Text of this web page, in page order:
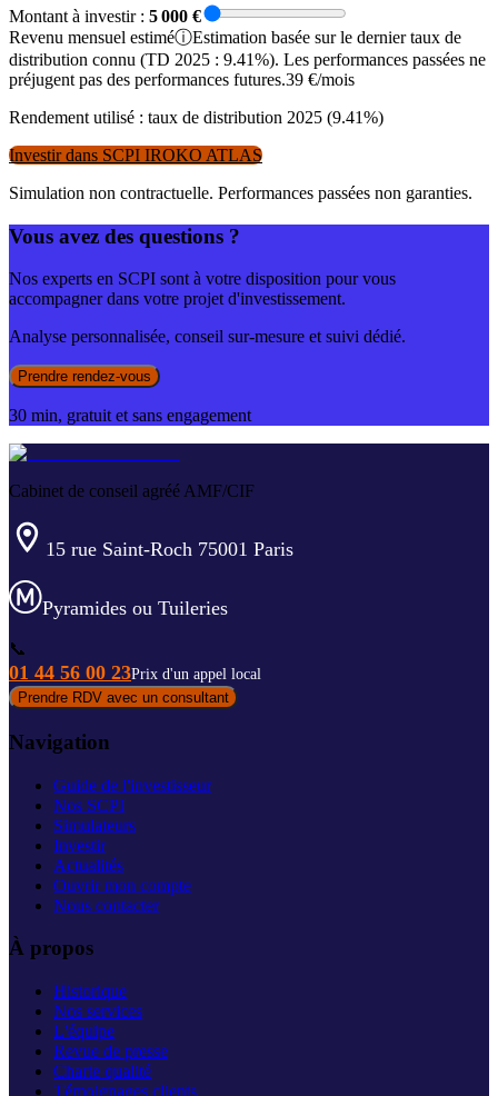
Montant à investir : 5 000 €
Revenu mensuel estiméⓘEstimation basée sur le dernier taux de
distribution connu (TD 2025 : 9.41%). Les performances passées ne
préjugent pas des performances futures.39 €/mois
Rendement utilisé : taux de distribution 2025 (9.41%)
Investir dans SCPI IROKO ATLAS
Simulation non contractuelle. Performances passées non garanties.
Vous avez des questions ?
Nos experts en SCPI sont à votre disposition pour vous
accompagner dans votre projet d'investissement.
Analyse personnalisée, conseil sur-mesure et suivi dédié.
Prendre rendez-vous
30 min, gratuit et sans engagement
Cabinet de conseil agréé AMF/CIF
15 rue Saint-Roch 75001 Paris
Pyramides ou Tuileries
📞
01 44 56 00 23Prix d'un appel local
Prendre RDV avec un consultant
Navigation
Guide de l'investisseur
Nos SCPI
Simulateurs
Investir
Actualités
Ouvrir mon compte
Nous contacter
À propos
Historique
Nos services
L'équipe
Revue de presse
Charte qualité
Témoignages clients